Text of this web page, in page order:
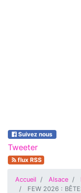
Suivez nous
Tweeter
flux RSS
Accueil Alsace
FEW 2026 :